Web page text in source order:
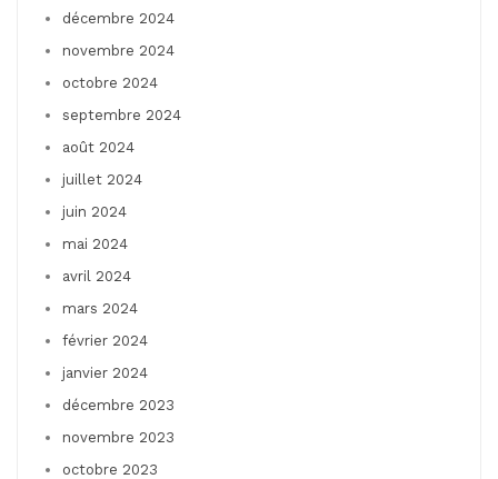
décembre 2024
novembre 2024
octobre 2024
septembre 2024
août 2024
juillet 2024
juin 2024
mai 2024
avril 2024
mars 2024
février 2024
janvier 2024
décembre 2023
novembre 2023
octobre 2023